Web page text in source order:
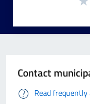
Contact
Read